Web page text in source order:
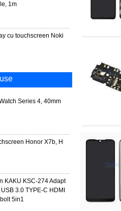
1m
cu touchscreen Noki
Series 4, 40mm
Honor X7b, H
KAKU KSC-274 Adapt
3.0 TYPE-C HDMI
5in1